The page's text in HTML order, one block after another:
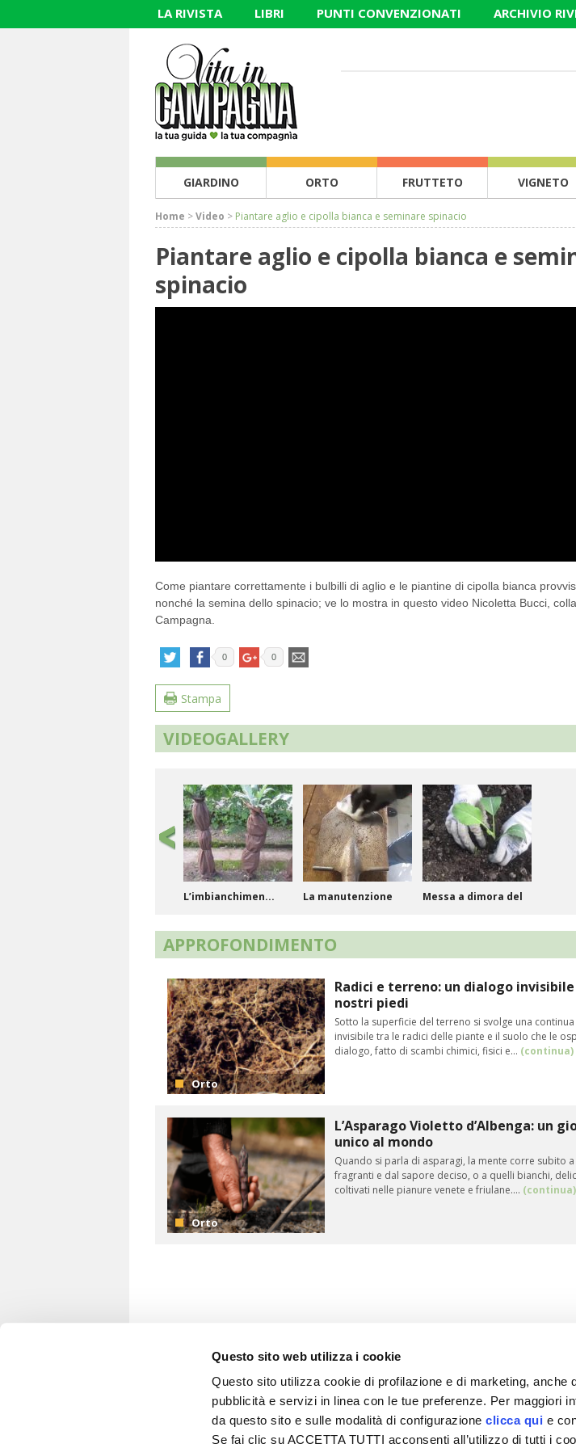
Questo sito web utilizza i cookie
Questo sito utilizza cookie di profilazione e di marketing, anche
pubblicità e servizi in linea con le tue preferenze. Per maggiori
da questo sito e sulle modalità di configurazioneclicca qui e
Se fai clic su ACCETTA TUTTI acconsenti all’utilizzo di tutti i
LA RIVISTA LIBRI PUNTI CONVENZIONATI ARCHIVIO
GIARDINO ORTO FRUTTETO VIGNETO
Home >Video > Piantare aglio e cipolla bianca e seminare spinacio
Piantare aglio e cipolla bianca e
spinacio
Come piantare correttamente i bulbilli di aglio e le piantine di cipolla bianca
nonché la semina dello spinacio; ve lo mostra in questo video Nicoletta Bucci,
Campagna.
0 0
Stampa
VIDEOGALLERY
L’imbianchimen...
La manutenzione
Messa a dimora del
Messa a dimora
dello...
Come eseguire i
lavo...
La semina del
fagiol...
Coltivazione delle
p...
Semina anticipata
de...
APPROFONDIMENTO
Orto
Radici e terreno: un dialogo
nostri piedi
Sotto la superficie del terreno si svolge una
invisibile tra le radici delle piante e il suolo che le
dialogo, fatto di scambi chimici, fisici e… (continua)
Orto
L’Asparago Violetto d’Albenga: un
unico al mondo
Quando si parla di asparagi, la mente corre subito
fragranti e dal sapore deciso, o a quelli bianchi,
coltivati nelle pianure venete e friulane.… (continua)
VITA IN CAMPAGNA
© 2026 - Tutti i diritti riservati
ESPLORA VITA IN CAMPAGNA
Chi siamo Note legali